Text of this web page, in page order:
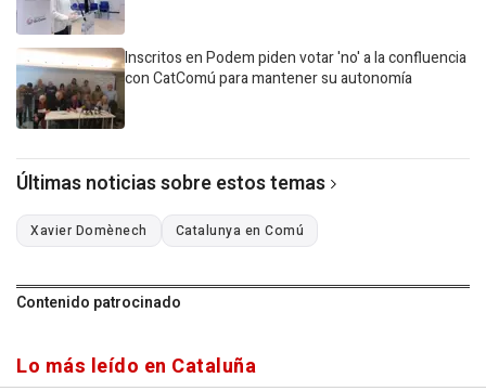
Inscritos en Podem piden votar 'no' a la confluencia
con CatComú para mantener su autonomía
Últimas noticias sobre estos temas
Xavier Domènech Catalunya en Comú
Contenido patrocinado
Lo más leído en Cataluña